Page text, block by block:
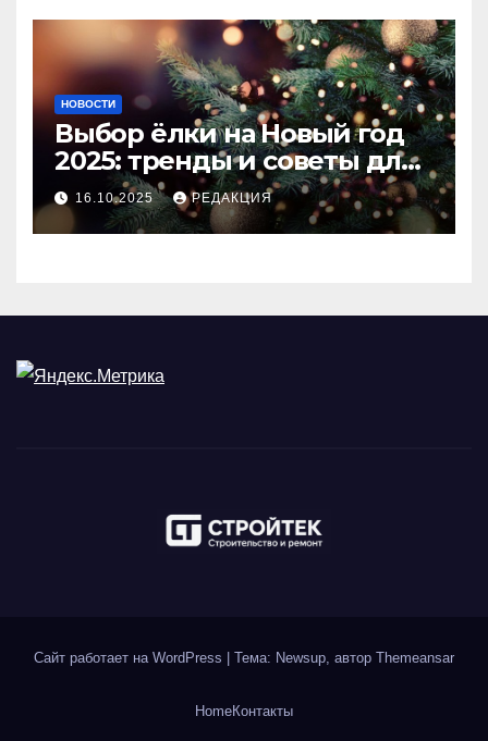
НОВОСТИ
Выбор ёлки на Новый год
2025: тренды и советы для
идеального праздника
16.10.2025 РЕДАКЦИЯ
Сайт работает на WordPress Тема: Newsup, автор Themeansar
HomeКонтакты